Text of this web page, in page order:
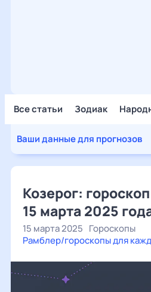
Все статьи Зодиак
Ваши данные для прогнозов
Козерог:
15 марта 2025
15 марта 2025 Гороскопы
Рамблер/гороскопы для